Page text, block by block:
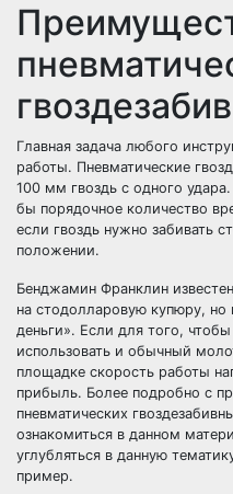
Главная задача любого
работы. Пневматические
100 мм гвоздь с одного
бы порядочное количество
если гвоздь нужно забивать
положении.
Бенджамин Франклин
на стодолларовую купюру,
деньги». Если для того,
использовать и обычный
площадке скорость работы
прибыль. Более подробно с
пневматических
ознакомиться в данном
углубляться в данную
пример.